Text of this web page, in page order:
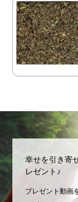
幸せを引き寄
レゼント♪
プレゼント動画